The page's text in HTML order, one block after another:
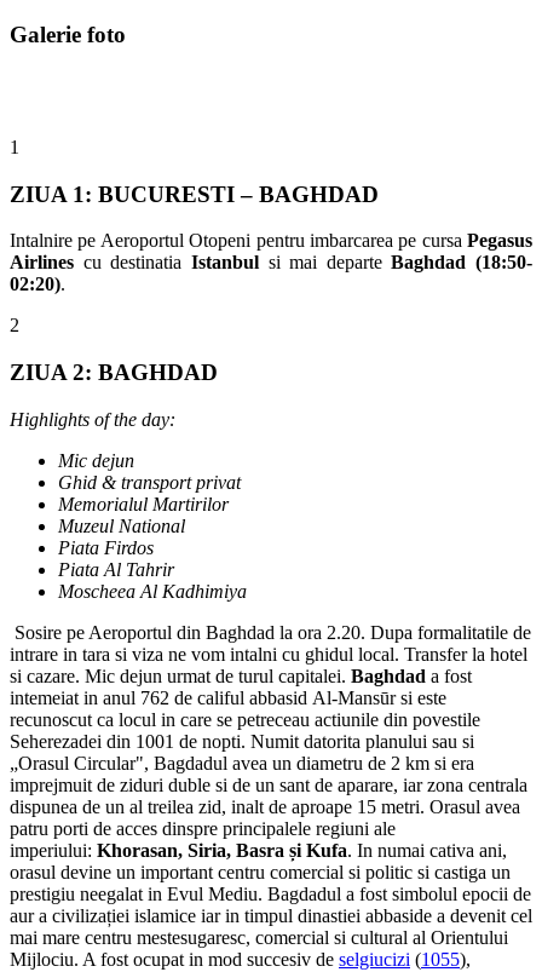
Galerie foto
1
ZIUA 1: BUCURESTI – BAGHDAD
Intalnire pe Aeroportul Otopeni pentru imbarcarea pe cursa Pegasus
Airlines cu destinatia Istanbulsi mai departeBaghdad (18:50-
02:20).
2
ZIUA 2: BAGHDAD
Highlights of the day:
Mic dejun
Ghid & transport privat
Memorialul Martirilor
Muzeul National
Piata Firdos
Piata Al Tahrir
Moscheea Al Kadhimiya
Sosire pe Aeroportul din Baghdad la ora 2.20. Dupa formalitatile de
intrare in tara si viza ne vom intalni cu ghidul local. Transfer la hotel
si cazare. Mic dejun urmat de turul capitalei. Baghdad a fost
intemeiat in anul 762 de califul abbasid Al-Mansūr si este
recunoscut ca locul in care se petreceau actiunile din povestile
Seherezadei din 1001 de nopti. Numit datorita planului sau si
„Orasul Circular", Bagdadul avea un diametru de 2 km si era
imprejmuit de ziduri duble si de un sant de aparare, iar zona centrala
dispunea de un al treilea zid, inalt de aproape 15 metri. Orasul avea
patru porti de acces dinspre principalele regiuni ale
imperiului: Khorasan, Siria, Basra și Kufa. In numai cativa ani,
orasul devine un important centru comercial si politic si castiga un
prestigiu neegalat in Evul Mediu. Bagdadul a fost simbolul epocii de
aur a civilizației islamice iar in timpul dinastiei abbaside a devenit cel
mai mare centru mestesugaresc, comercial si cultural al Orientului
Mijlociu. A fost ocupat in mod succesiv de selgiucizi (1055),